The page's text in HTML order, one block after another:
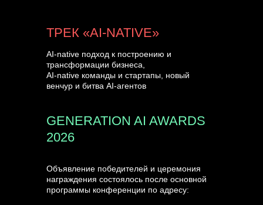
Объявление победителей и церемония
награждения состоялось после основной
программы конференции по адресу:
GENERATION AI AWARDS
2026
AI-native подход к построению и
трансформации бизнеса,
AI-native команды и стартапы, новый
венчур и битва AI-агентов
ТРЕК «AI-NATIVE»
ГЕНЕРАЛЬНЫЙ ИНФОПАРТНЕР